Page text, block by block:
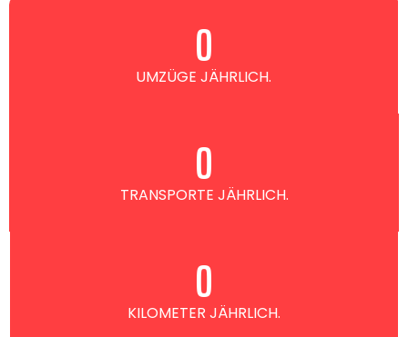
UMZÜGE JÄHRLICH.
0
TRANSPORTE JÄHRLICH.
0
KILOMETER JÄHRLICH.
0